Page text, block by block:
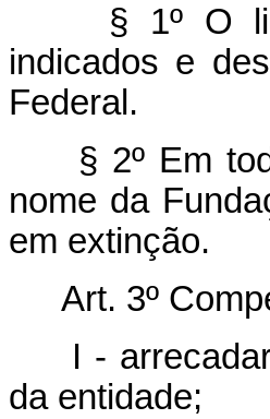
§ 1º O
indicados e
Federal.
§ 2º Em
nome da
em extinção.
Art. 3º
I -
da entidade;